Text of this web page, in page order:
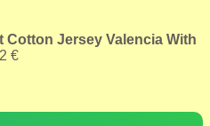
Cotton Jersey Valencia With
€